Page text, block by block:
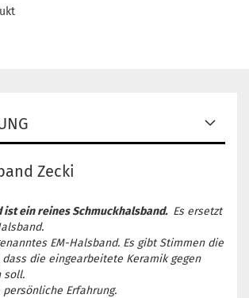
Zecki
ist ein reines Schmuckhalsband. Es ersetzt
EM-Halsband. Es gibt Stimmen die
die eingearbeitete Keramik gegen
soll.
Erfahrung.